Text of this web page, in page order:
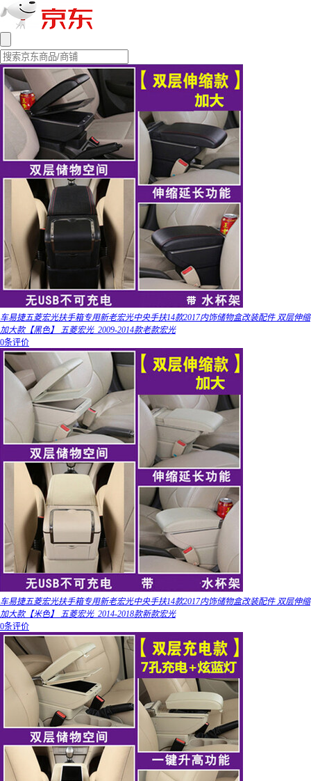
车易捷五菱宏光扶手箱专用新老宏光中央手扶14款2017内饰储物盒改装配件 双层伸缩
加大款【黑色】 五菱宏光_2009-2014款老款宏光
0条评价
车易捷五菱宏光扶手箱专用新老宏光中央手扶14款2017内饰储物盒改装配件 双层伸缩
加大款【米色】 五菱宏光_2014-2018款新款宏光
0条评价